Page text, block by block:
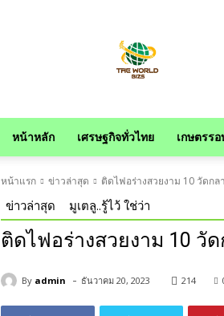
หน้าหลัก เศรษฐกิจทั่วไทย เกษตรร
หน้าแรก ข่าวล่าสุด ติดไฟอร่างสวยงาม 10 วัดกล
ข่าวล่าสุด มูเตลู..รู้ไว้ ใช่ว่า
ติดไฟอร่างสวยงาม 10 วั
By admin - ธันวาคม 20, 2023 214